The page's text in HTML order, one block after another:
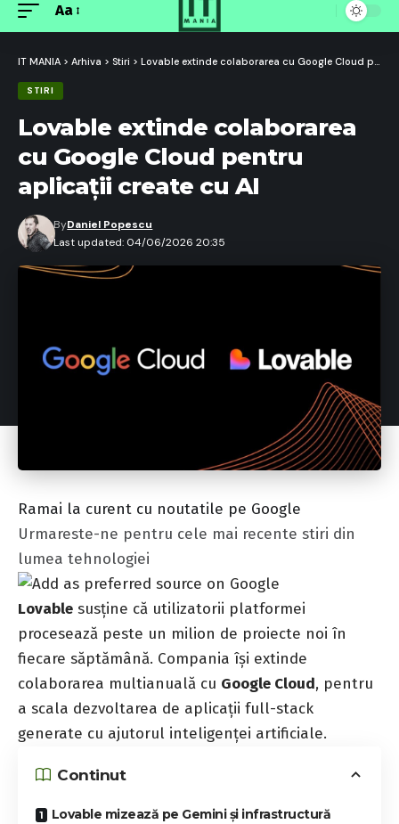
Font
Aa
IT MANIA > Arhiva > Stiri > Lovable extinde colaborarea cu Google Cloud pentru aplicații create cu AI
STIRI
Lovable extinde colaborarea
cu Google Cloud pentru
aplicații create cu AI
Last updated: 04/06/2026 20:35
ByDaniel Popescu
Ramai la curent cu noutatile pe Google
Urmareste-ne pentru cele mai recente stiri din
lumea tehnologiei
Lovable susține că utilizatorii platformei
procesează peste un milion de proiecte noi în
fiecare săptămână. Compania își extinde
colaborarea multianuală cu Google Cloud, pentru
a scala dezvoltarea de aplicații full-stack
generate cu ajutorul inteligenței artificiale.
Continut
Lovable mizează pe Gemini și infrastructură